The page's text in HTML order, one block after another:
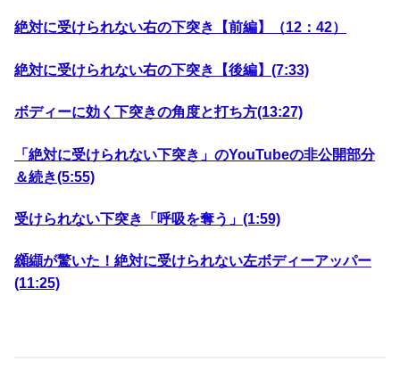
絶対に受けられない右の下突き【前編】（12：42）
絶対に受けられない右の下突き【後編】(7:33)
ボディーに効く下突きの角度と打ち方(13:27)
「絶対に受けられない下突き」のYouTubeの非公開部分
＆続き(5:55)
受けられない下突き「呼吸を奪う」(1:59)
纐纈が驚いた！絶対に受けられない左ボディーアッパー
(11:25)